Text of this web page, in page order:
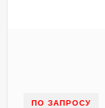
ПО ЗАПРОСУ